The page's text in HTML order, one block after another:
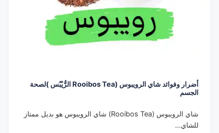
أضرار وفوائد شاي الرويبوس (Rooibos Tea الرُّيْبُس )لصحة
الجسم
شاي الرويبوس (Rooibos Tea) شاي الرويبوس هو بديل ممتاز
للشاي…